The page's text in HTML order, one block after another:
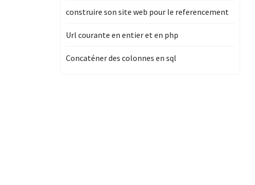
construire son site web pour le referencement
Url courante en entier et en php
Concaténer des colonnes en sql